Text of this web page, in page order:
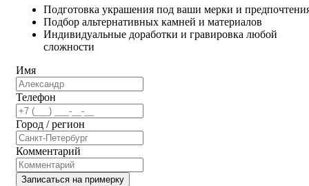
Подготовка украшения под ваши мерки и
Подбор альтернативных камней и материалов
Индивидуальные доработки и гравировка любой
сложности
Имя
Телефон
Город / регион
Комментарий
Записаться на примерку